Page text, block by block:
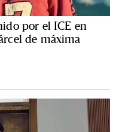
por el ICE en
de máxima